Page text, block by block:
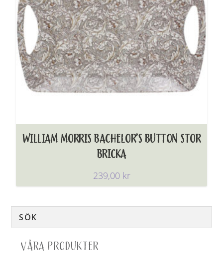
WILLIAM MORRIS BACHELOR’S BUTTON STOR
BRICKA
239,00 kr
VÅRA PRODUKTER